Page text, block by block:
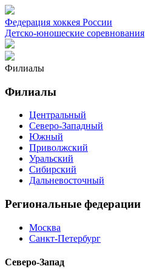
Федерация хоккея России
Детско-юношеские соревнования
Филиалы
Филиалы
Центральный
Северо-Западный
Южный
Приволжский
Уральский
Сибирский
Дальневосточный
Региональные федерации
Москва
Санкт-Петербург
Северо-Запад